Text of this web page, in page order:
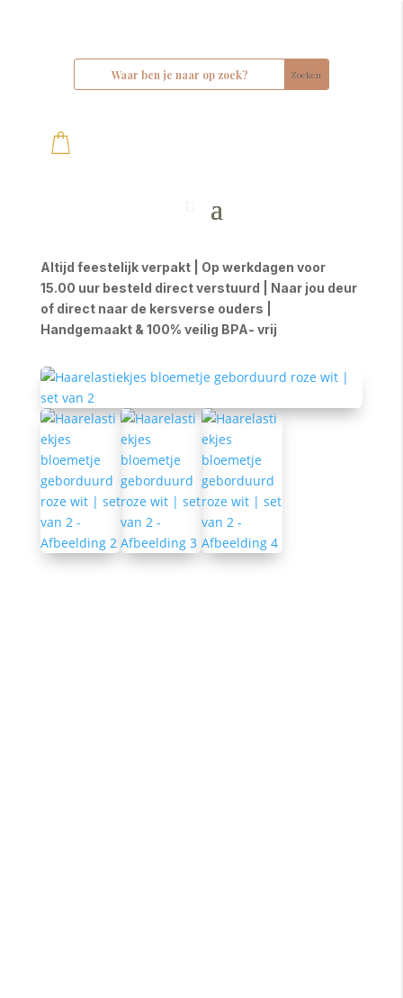
Altijd feestelijk verpakt | Op werkdagen voor
15.00 uur besteld direct verstuurd | Naar jou deur
of direct naar de kersverse ouders |
Handgemaakt & 100% veilig BPA- vrij